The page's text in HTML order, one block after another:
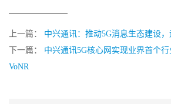
上一篇： 中兴通讯：推动5G消息生态建设
下一篇： 中兴通讯5G核心网实现业界首个行
VoNR